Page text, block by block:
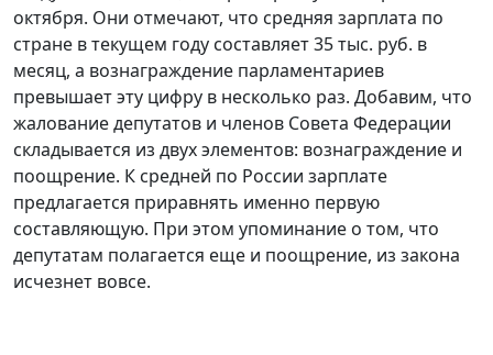
октября. Они отмечают, что средняя зарплата по
стране в текущем году составляет 35 тыс. руб. в
месяц, а вознаграждение парламентариев
превышает эту цифру в несколько раз. Добавим, что
жалование депутатов и членов Совета Федерации
складывается из двух элементов: вознаграждение и
поощрение. К средней по России зарплате
предлагается приравнять именно первую
составляющую. При этом упоминание о том, что
депутатам полагается еще и поощрение, из закона
исчезнет вовсе.